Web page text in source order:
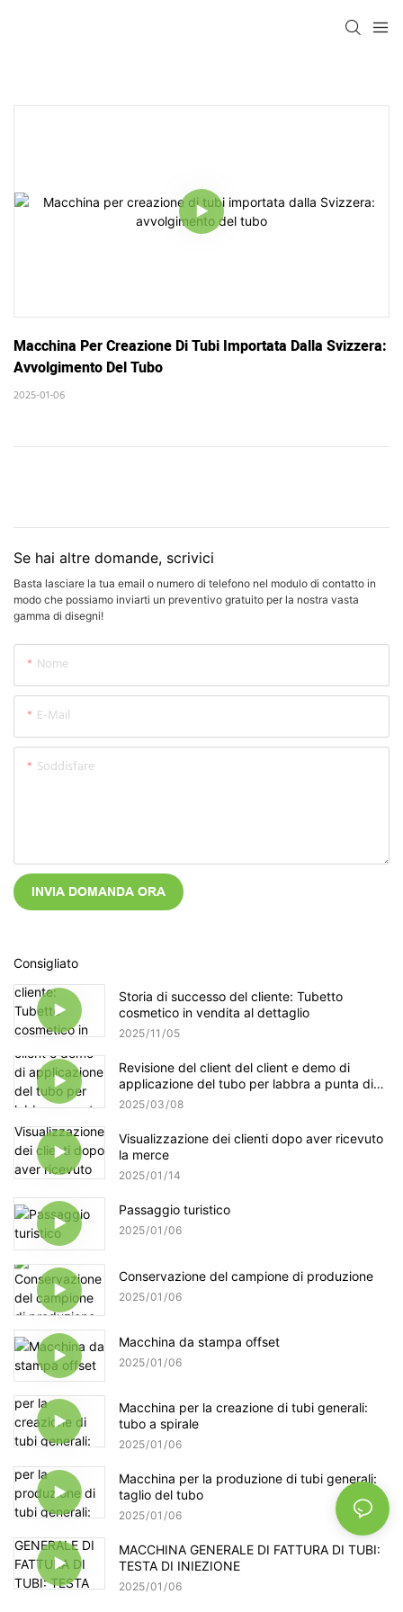
Macchina Per Creazione Di Tubi Importata Dalla Svizzera:
Avvolgimento Del Tubo
2025-01-06
Se hai altre domande, scrivici
Basta lasciare la tua email o numero di telefono nel modulo di contatto in
modo che possiamo inviarti un preventivo gratuito per la nostra vasta
gamma di disegni!
Nome
E-Mail
Soddisfare
INVIA DOMANDA ORA
Consigliato
Storia di successo del cliente: Tubetto
cosmetico in vendita al dettaglio
2025 11 05
Revisione del client del client e demo di
applicazione del tubo per labbra a punta di
silicone personalizzata
2025 03 08
Visualizzazione dei clienti dopo aver ricevuto
la merce
2025 01 14
Passaggio turistico
2025 01 06
Conservazione del campione di produzione
2025 01 06
Macchina da stampa offset
2025 01 06
Macchina per la creazione di tubi generali:
tubo a spirale
2025 01 06
Macchina per la produzione di tubi generali:
taglio del tubo
2025 01 06
MACCHINA GENERALE DI FATTURA DI TUBI:
TESTA DI INIEZIONE
2025 01 06